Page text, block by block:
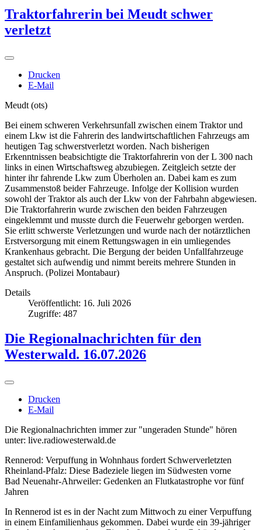
Traktorfahrerin bei Meudt schwer
verletzt
Drucken
E-Mail
Meudt (ots)
Bei einem schweren Verkehrsunfall zwischen einem Traktor und
einem Lkw ist die Fahrerin des landwirtschaftlichen Fahrzeugs am
heutigen Tag schwerstverletzt worden. Nach bisherigen
Erkenntnissen beabsichtigte die Traktorfahrerin von der L 300 nach
links in einen Wirtschaftsweg abzubiegen. Zeitgleich setzte der
hinter ihr fahrende Lkw zum Überholen an. Dabei kam es zum
Zusammenstoß beider Fahrzeuge. Infolge der Kollision wurden
sowohl der Traktor als auch der Lkw von der Fahrbahn abgewiesen.
Die Traktorfahrerin wurde zwischen den beiden Fahrzeugen
eingeklemmt und musste durch die Feuerwehr geborgen werden.
Sie erlitt schwerste Verletzungen und wurde nach der notärztlichen
Erstversorgung mit einem Rettungswagen in ein umliegendes
Krankenhaus gebracht. Die Bergung der beiden Unfallfahrzeuge
gestaltet sich aufwendig und nimmt bereits mehrere Stunden in
Anspruch. (Polizei Montabaur)
Details
Veröffentlicht: 16. Juli 2026
Zugriffe: 487
Die Regionalnachrichten für den
Westerwald. 16.07.2026
Drucken
E-Mail
Die Regionalnachrichten immer zur "ungeraden Stunde" hören
unter: live.radiowesterwald.de
Rennerod: Verpuffung in Wohnhaus fordert Schwerverletzten
Rheinland-Pfalz: Diese Badeziele liegen im Südwesten vorne
Bad Neuenahr-Ahrweiler: Gedenken an Flutkatastrophe vor fünf
Jahren
In Rennerod ist es in der Nacht zum Mittwoch zu einer Verpuffung
in einem Einfamilienhaus gekommen. Dabei wurde ein 39-jähriger